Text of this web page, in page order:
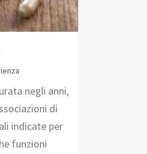
negli anni,
di
indicate per
funzioni